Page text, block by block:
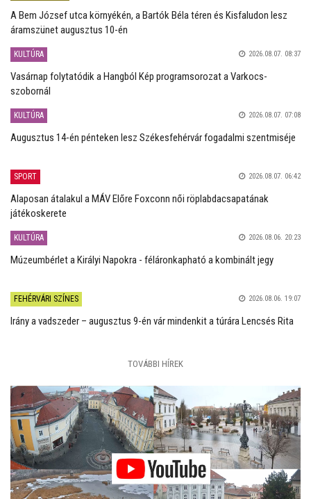
A Bem József utca környékén, a Bartók Béla téren és Kisfaludon lesz
áramszünet augusztus 10-én
KULTÚRA 2026.08.07. 08:37
Vasárnap folytatódik a Hangból Kép programsorozat a Varkocs-
szobornál
KULTÚRA 2026.08.07. 07:08
Augusztus 14-én pénteken lesz Székesfehérvár fogadalmi szentmiséje
SPORT 2026.08.07. 06:42
Alaposan átalakul a MÁV Előre Foxconn női röplabdacsapatának
játékoskerete
KULTÚRA 2026.08.06. 20:23
Múzeumbérlet a Királyi Napokra - féláronkapható a kombinált jegy
FEHÉRVÁRI SZÍNES 2026.08.06. 19:07
Irány a vadszeder – augusztus 9-én vár mindenkit a túrára Lencsés Rita
TOVÁBBI HÍREK